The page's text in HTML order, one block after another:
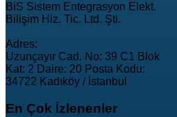
BiS Sistem Entegrasyon Elekt.
Bilişim Hiz. Tic. Ltd. Şti.
Adres:
Uzunçayır Cad. No: 39 C1 Blok
Kat: 2 Daire: 20 Posta Kodu:
34722 Kadıköy / İstanbul
En Çok İzlenenler